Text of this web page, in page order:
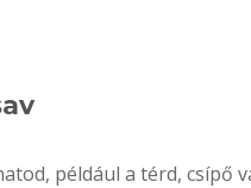
például a térd, csípő